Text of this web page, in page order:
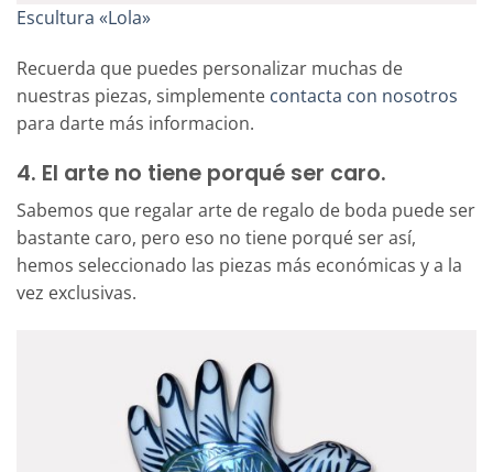
Escultura «Lola»
Recuerda que puedes personalizar muchas de
nuestras piezas, simplemente contacta con nosotros
para darte más informacion.
4. El arte no tiene porqué ser caro.
Sabemos que regalar arte de regalo de boda puede ser
bastante caro, pero eso no tiene porqué ser así,
hemos seleccionado las piezas más económicas y a la
vez exclusivas.